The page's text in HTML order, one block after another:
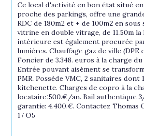
Ce local d'activité en bon état situé
proche des parkings, offre une
RDC de 180m2 et + de 100m2 en
vitrine en double vitrage, de 11.50m la
intérieure est également procurée
lumières. Chauffage gaz de ville (DPE
Foncier de 3.348. euros à la charge
Entrée pouvant aisément se
PMR. Possède VMC, 2 sanitaires dont
kitchenette. Charges de copro à la
locataire:500.€/an. Bail authentique
garantie: 4.400.€. Contactez Thomas
17 O5